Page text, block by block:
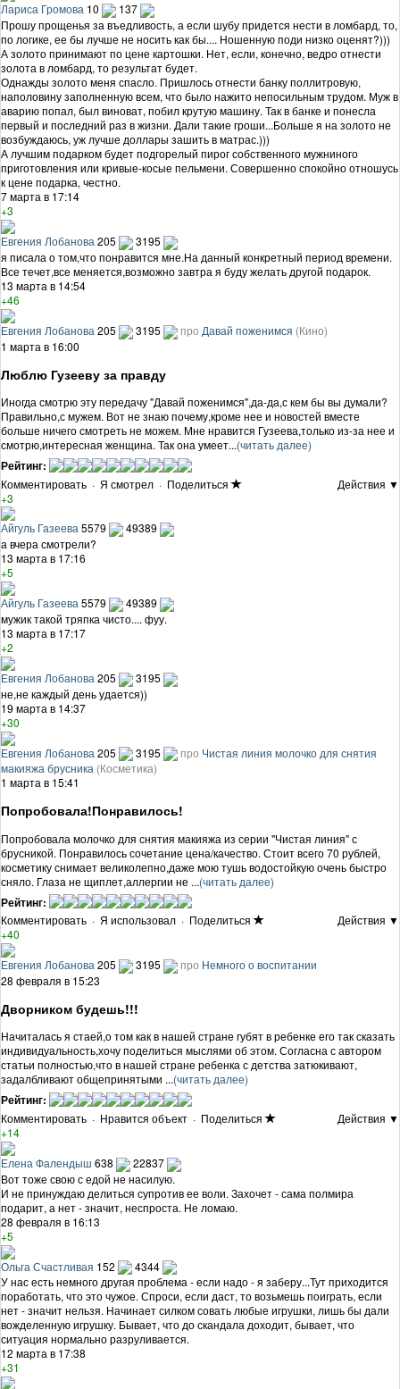
Лариса Громова 10
137
Прошу прощенья за въедливость, а если шубу придется нести в ломбард, то,
по логике, ее бы лучше не носить как бы.... Ношенную поди низко оценят?)))
А золото принимают по цене картошки. Нет, если, конечно, ведро отнести
золота в ломбард, то результат будет.
Однажды золото меня спасло. Пришлось отнести банку поллитровую,
наполовину заполненную всем, что было нажито непосильным трудом. Муж в
аварию попал, был виноват, побил крутую машину. Так в банке и понесла
первый и последний раз в жизни. Дали такие гроши...Больше я на золото не
возбуждаюсь, уж лучше доллары зашить в матрас.)))
А лучшим подарком будет подгорелый пирог собственного мужниного
приготовления или кривые-косые пельмени. Совершенно спокойно отношусь
к цене подарка, честно.
7 марта в 17:14
+3
Евгения Лобанова 205
3195
я писала о том,что понравится мне.На данный конкретный период времени.
Все течет,все меняется,возможно завтра я буду желать другой подарок.
13 марта в 14:54
+46
Евгения Лобанова 205 3195 про Давай поженимся (Кино)
1 марта в 16:00
Люблю Гузееву за правду
Иногда смотрю эту передачу "Давай поженимся",да-да,с кем бы вы думали?
Правильно,с мужем. Вот не знаю почему,кроме нее и новостей вместе
больше ничего смотреть не можем. Мне нравится Гузеева,только из-за нее и
смотрю,интересная женщина. Так она умеет...(читать далее)
Рейтинг:
Комментировать · Я смотрел · Поделиться
Действия ▼
+3
Айгуль Газеева5579
49389
а вчера смотрели?
13 марта в 17:16
+5
Айгуль Газеева 5579
49389
мужик такой тряпка чисто.... фуу.
13 марта в 17:17
+2
Евгения Лобанова 205
3195
не,не каждый день удается))
19 марта в 14:37
+30
Евгения Лобанова 205 3195 про Чистая линия молочко для снятия
макияжа брусника (Косметика)
1 марта в 15:41
Попробовала!Понравилось!
Попробовала молочко для снятия макияжа из серии "Чистая линия" с
брусникой. Понравилось сочетание цена/качество. Стоит всего 70 рублей,
косметику снимает великолепно,даже мою тушь водостойкую очень быстро
сняло. Глаза не щиплет,аллергии не ...(читать далее)
Рейтинг:
Комментировать · Я использовал · Поделиться
Действия ▼
+40
Евгения Лобанова 205 3195 про Немного о воспитании
28 февраля в 15:23
Дворником будешь!!!
Начиталась я стаей,о том как в нашей стране губят в ребенке его так сказать
индивидуальность,хочу поделиться мыслями об этом. Согласна с автором
статьи полностью,что в нашей стране ребенка с детства затюкивают,
задалбливают общепринятыми ...(читать далее)
Рейтинг:
Комментировать · Нравится объект · Поделиться
Действия ▼
+14
Елена Фалендыш 638
22837
Вот тоже свою с едой не насилую.
И не принуждаю делиться супротив ее воли. Захочет - сама полмира
подарит, а нет - значит, неспроста. Не ломаю.
28 февраля в 16:13
+5
Ольга Счастливая 152
4344
У нас есть немного другая проблема - если надо - я заберу...Тут приходится
поработать, что это чужое. Спроси, если даст, то возьмешь поиграть, если
нет - значит нельзя. Начинает силком совать любые игрушки, лишь бы дали
вожделенную игрушку. Бывает, что до скандала доходит, бывает, что
ситуация нормально разруливается.
12 марта в 17:38
+31